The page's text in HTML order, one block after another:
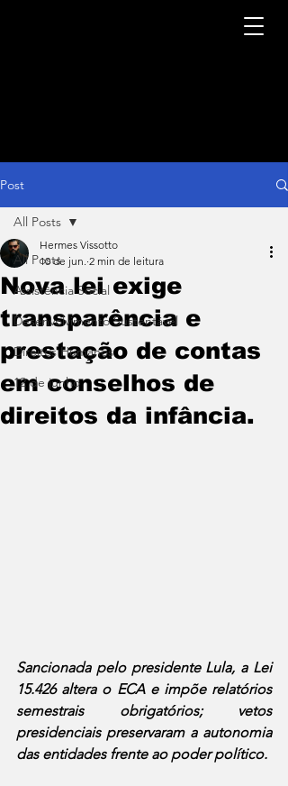
Post
All Posts
Assistência Social
Desenvolvimento Sustentável
Direitos Humanos
12 de junho
All Posts
Nova lei exige
transparência e
prestação de contas
em conselhos de
direitos da infância.
Hermes Vissotto
10 de jun. 2 min de leitura
Sancionada pelo presidente Lula, a Lei
15.426 altera o ECA e impõe relatórios
semestrais obrigatórios; vetos
presidenciais preservaram a autonomia
das entidades frente ao poder político.